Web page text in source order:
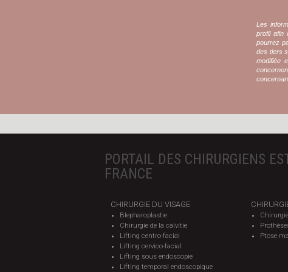
Les
profil afin
pourrez
des tiers
modifiée
PORTAIL DES CHIRURGIENS
FRANCE
CHIRURGIE DU VISAGE
Blepharoplastie
Chirurgie de la calvitie
Lifting centro-facial
Lifting cervico-facial
Lifting sous endoscopie
Lifting temporal endoscopique
Ptose